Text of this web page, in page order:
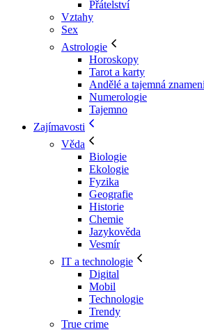
Přátelství
Vztahy
Sex
Astrologie
Horoskopy
Tarot a karty
Andělé a tajemná
Numerologie
Tajemno
Zajímavosti
Věda
Biologie
Ekologie
Fyzika
Geografie
Historie
Chemie
Jazykověda
Vesmír
IT a technologie
Digital
Mobil
Technologie
Trendy
True crime